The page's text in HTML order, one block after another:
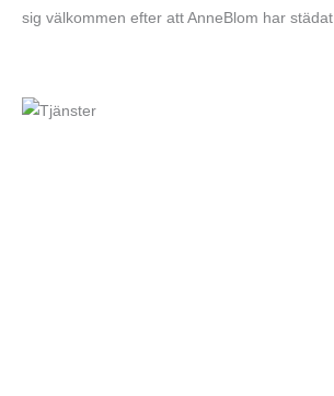
sig välkommen efter att AnneBlom har städat.